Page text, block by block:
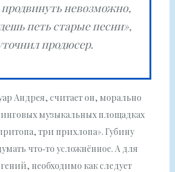
продвинуть невозможно,
петь старые песни»,
продюсер.
Андрея, считает он, морально
музыкальных площадках
три прихлопа». Губину
что‑то усложнённое. А для
необходимо как следует